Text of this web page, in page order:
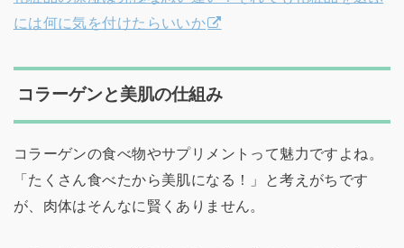
には何に気を付けたらいいか
コラーゲンと美肌の仕組み
コラーゲンの食べ物やサプリメントって魅力ですよね。
「たくさん食べたから美肌になる！」と考えがちです
が、肉体はそんなに賢くありません。